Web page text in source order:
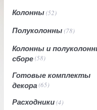
Колонны(52)
Полуколонны(78)
Колонны и
сборе(58)
Готовые комплекты
декора(65)
Расходники(4)